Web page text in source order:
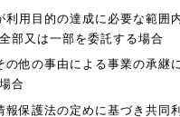
利用目的の達成に必要な範囲
部又は一部を委託する場合
の他の事由による事業の承継
合
報保護法の定めに基づき共同